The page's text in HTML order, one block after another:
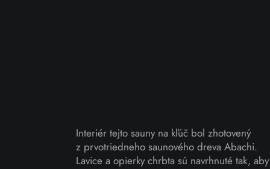
Interiér tejto sauny na kľúč bol zhotovený
z prvotriedneho saunového dreva Abachi.
Lavice a opierky chrbta sú navrhnuté tak, aby